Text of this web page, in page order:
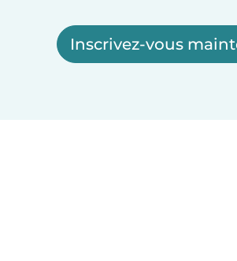
Inscrivez-vous